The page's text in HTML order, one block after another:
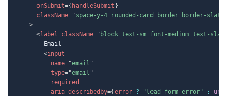
onSubmit={ handleSubmit }
className="space-y-4 rounded-card border border-
>
<label className=" block text-sm font-medium text-
        Email
<input
name="email "
type="email "
required
aria-describedby={error ? "lead-form-error" :